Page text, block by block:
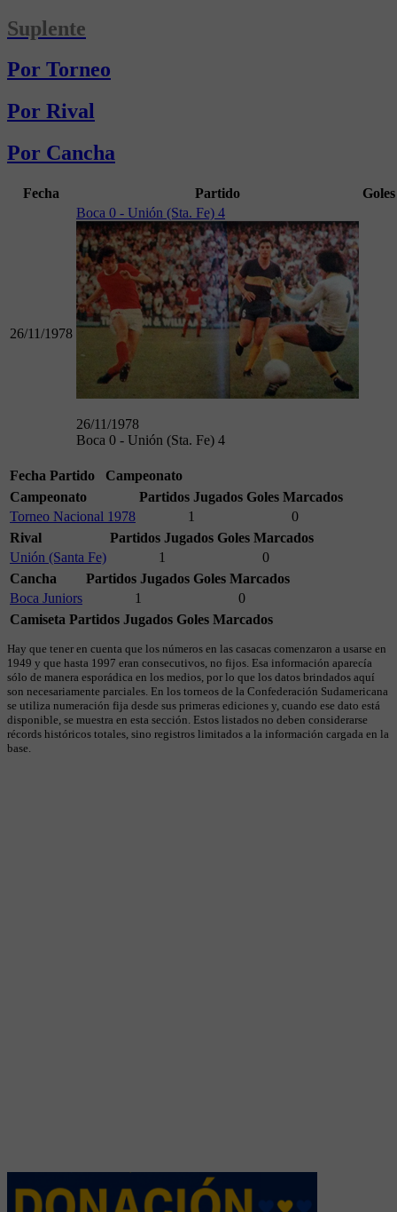
Suplente
Por Torneo
Por Rival
Por Cancha
Fecha Partido Goles
26/11/1978
Boca 0 - Unión (Sta. Fe) 4
26/11/1978
Boca 0 - Unión (Sta. Fe) 4
Fecha Partido
Campeonato
Campeonato
Partidos Jugados Goles Marcados
Torneo Nacional 1978
1
0
Rival
Partidos Jugados Goles Marcados
Unión (Santa Fe)
1
0
Cancha
Partidos Jugados Goles Marcados
Boca Juniors
1
0
Camiseta Partidos Jugados Goles Marcados
Hay que tener en cuenta que los números en las casacas comenzaron a usarse en
1949 y que hasta 1997 eran consecutivos, no fijos. Esa información aparecía
sólo de manera esporádica en los medios, por lo que los datos brindados aquí
son necesariamente parciales. En los torneos de la Confederación Sudamericana
se utiliza numeración fija desde sus primeras ediciones y, cuando ese dato está
disponible, se muestra en esta sección. Estos listados no deben considerarse
récords históricos totales, sino registros limitados a la información cargada en la
base.